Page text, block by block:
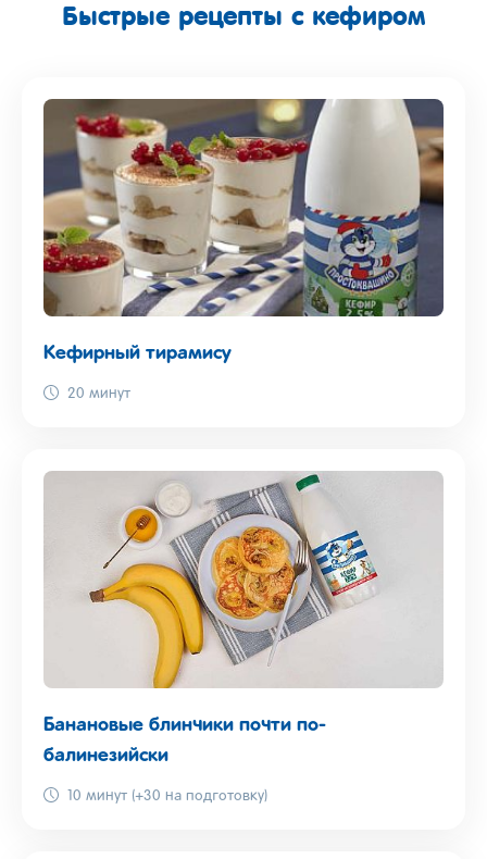
Быстрые рецепты с кефиром
Кефирный тирамису
20 минут
Банановые блинчики почти по-
балинезийски
10 минут (+30 на подготовку)